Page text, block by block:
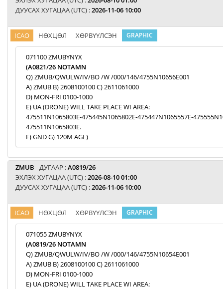
ДУУСАХ ХУГАЦАА (UTC) :2026-11-06 10:00
ICAO НӨХЦӨЛ ХӨРВҮҮЛСЭН GRAPHIC
071100 ZMUBYNYX
(A0821/26 NOTAMN
Q) ZMUB/QWULW/IV/BO /W /000/146/4755N10656E001
A) ZMUB B) 2608100100 C) 2611061000
D) MON-FRI 0100-1000
E) UA (DRONE) WILL TAKE PLACE WI AREA:
475511N1065803E-475445N1065802E-475447N1065557E-
475511N1065803E.
F) GND G) 120M AGL)
ZMUB ДУГААР :A0819/26
ЭХЛЭХ ХУГАЦАА (UTC) :2026-08-10 01:00
ДУУСАХ ХУГАЦАА (UTC) :2026-11-06 10:00
ICAO НӨХЦӨЛ ХӨРВҮҮЛСЭН GRAPHIC
071055 ZMUBYNYX
(A0819/26 NOTAMN
Q) ZMUB/QWULW/IV/BO /W /000/146/4755N10654E001
A) ZMUB B) 2608100100 C) 2611061000
D) MON-FRI 0100-1000
E) UA (DRONE) WILL TAKE PLACE WI AREA: